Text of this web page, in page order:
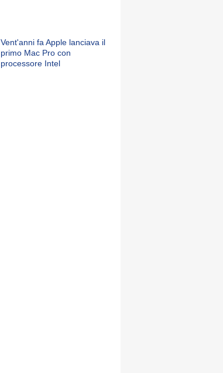
Vent'anni fa Apple lanciava il
primo Mac Pro con
processore Intel